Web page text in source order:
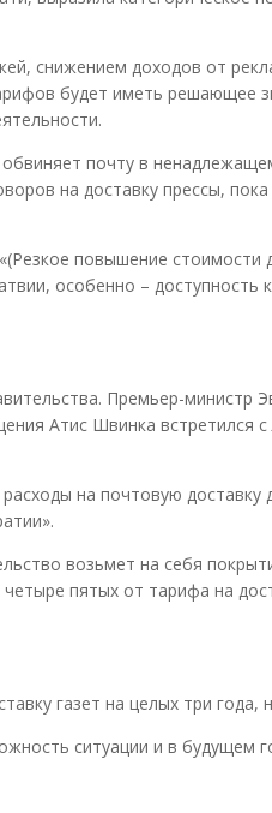
снижением доходов от
будет иметь решающее
почту в
на доставку прессы, пока
повышение стоимости
особенно – доступность
Премьер-министр
Атис Швинка встретился с
на почтовую доставку
возьмет на себя
пятых от тарифа на
газет на целых три года,
ситуации и в будущем